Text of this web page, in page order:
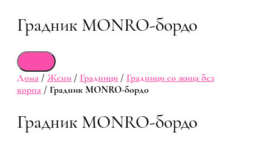
Градник MONRO-бордо
Дома / Жени / Градници / Градници со жица без
корпа / Градник MONRO-бордо
Градник MONRO-бордо